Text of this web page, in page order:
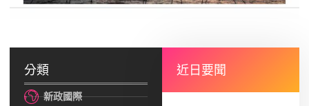
分類
新政國際
近日要聞